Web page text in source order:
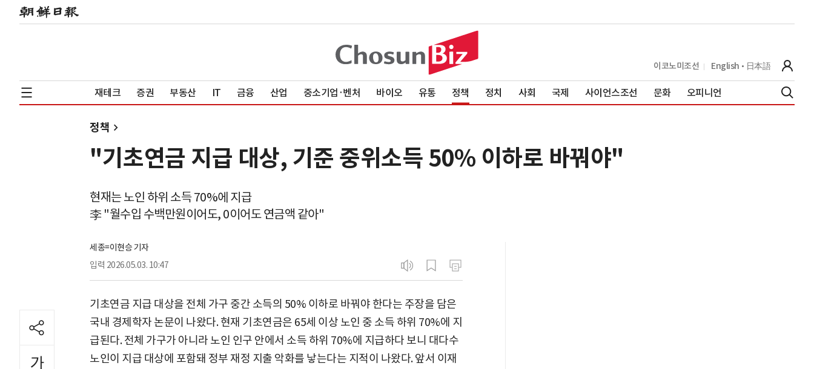
이코노미조선 English 日本語
재테크 증권 부동산 IT 금융 산업 중소기업·벤처 바이오 유통 정책 정치 사회 국제 사이언스조선 문화 오피니언
정책
"기초연금 지급 대상, 기준 중위소득 50% 이하로 바꿔야"
현재는 노인 하위 소득 70%에 지급
李 "월수입 수백만원이어도, 0이어도 연금액 같아"
세종=이현승 기자
입력 2026.05.03. 10:47
기초연금 지급 대상을 전체 가구 중간 소득의 50% 이하로 바꿔야 한다는 주장을 담은
국내 경제학자 논문이 나왔다. 현재 기초연금은 65세 이상 노인 중 소득 하위 70%에 지
급된다. 전체 가구가 아니라 노인 인구 안에서 소득 하위 70%에 지급하다 보니 대다수
노인이 지급 대상에 포함돼 정부 재정 지출 악화를 낳는다는 지적이 나왔다. 앞서 이재